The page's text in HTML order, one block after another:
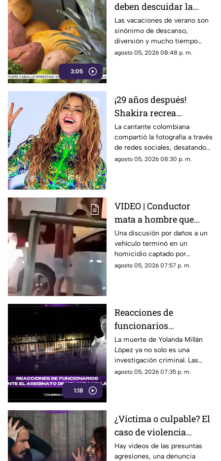
3:05
deben descuidar la
alimentación infantil
Las vacaciones de verano son
sinónimo de descanso,
diversión y mucho tiempo
libre.
agosto 05, 2026 08:48 p. m.
¡29 años después!
Shakira recrea
ICÓNICO meme; esta es
la historia de la
fotografía
La cantante colombiana
compartió la fotografía a través
de redes sociales, desatando
cientos de comentarios.
agosto 05, 2026 08:30 p. m.
VIDEO | Conductor
mata a hombre que
rompió su espejo
retrovisor
Una discusión por daños a un
vehículo terminó en un
homicidio captado por
testigos.
agosto 05, 2026 07:57 p. m.
1:18
Reacciones de
funcionarios
Morelenses ante el
asesinato de Yolanda
Millán, ayudante
municipal de
La muerte de Yolanda Millán
López ya no solo es una
investigación criminal. Las
reacciones continúan
fuertes. ¿Qué dijeron las
autoridades y qué sigue en el
caso?
agosto 05, 2026 07:35 p. m.
¿Víctima o culpable? El
caso de violencia
contra los hombres en
Sonora que está
Hay videos de las presuntas
agresiones, una denuncia